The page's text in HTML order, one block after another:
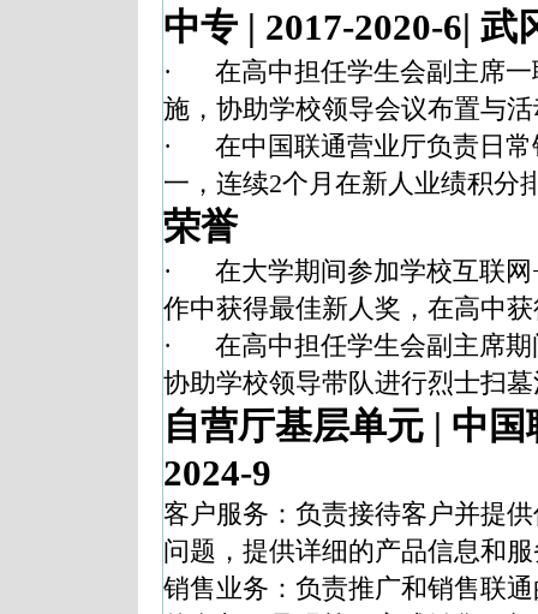
中专 | 2017-2020-6| 武
·
在高中担任学生会副主席
施，协助学校领导会议布置与
·
在中国联通营业厅负责日
一，连续2个月在新人业绩积分
荣誉
· 在大学期间参加学校互联网
作中获得最佳新人奖，在高中
·
在高中担任学生会副主席
协助学校领导带队进行烈士扫
自营厅基层单元 | 中国
2024-9
客户服务：负责接待客户并提
问题，提供详细的产品信息和
销售业务：负责推广和销售联